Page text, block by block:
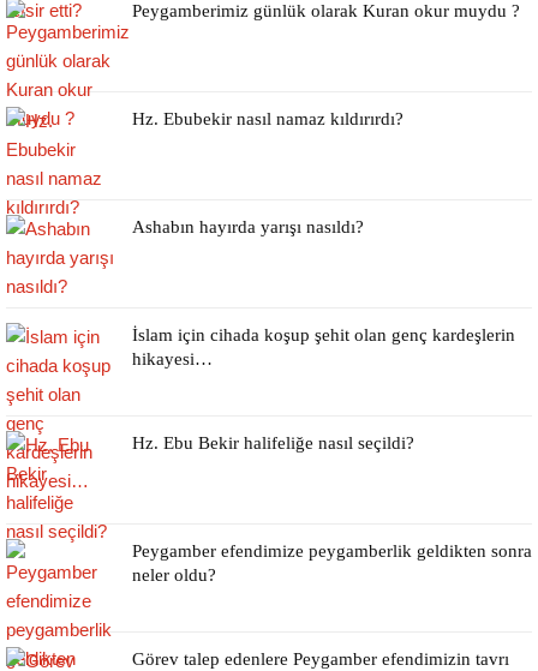
Peygamberimiz günlük olarak Kuran okur muydu ?
Hz. Ebubekir nasıl namaz kıldırırdı?
Ashabın hayırda yarışı nasıldı?
İslam için cihada koşup şehit olan genç kardeşlerin
hikayesi…
Hz. Ebu Bekir halifeliğe nasıl seçildi?
Peygamber efendimize peygamberlik geldikten sonra
neler oldu?
Görev talep edenlere Peygamber efendimizin tavrı